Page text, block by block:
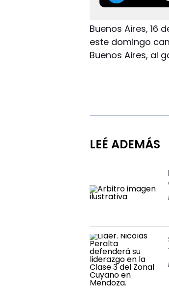
Buenos Aires, 16
este domingo
Buenos Aires, al
LEÉ ADEMÁS